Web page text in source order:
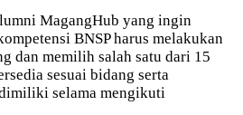
MagangHub yang ingin
BNSP harus melakukan
dan memilih salah satu dari 15
sesuai bidang serta
selama mengikuti